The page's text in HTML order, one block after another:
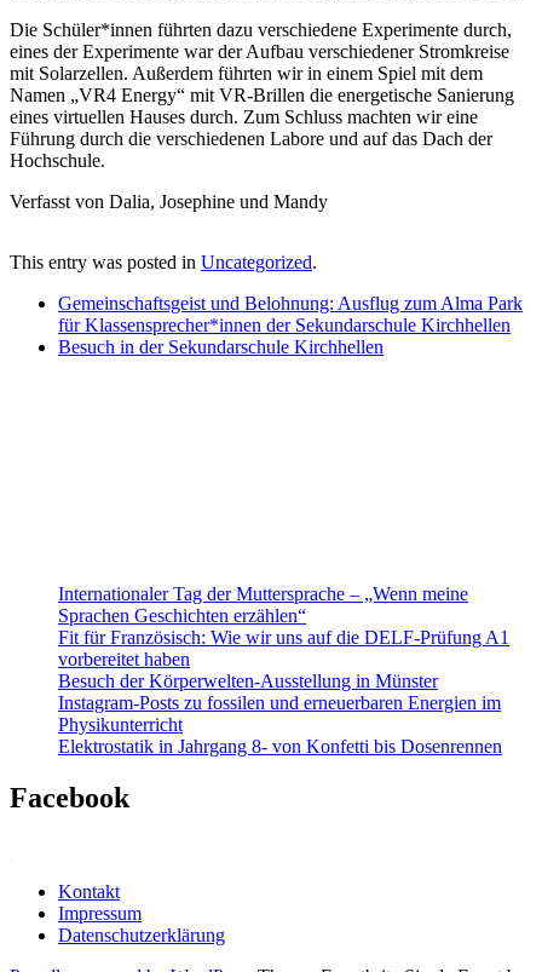
Die Schüler*innen führten dazu verschiedene Experimente durch,
eines der Experimente war der Aufbau verschiedener Stromkreise
mit Solarzellen. Außerdem führten wir in einem Spiel mit dem
Namen „VR4 Energy“ mit VR-Brillen die energetische Sanierung
eines virtuellen Hauses durch. Zum Schluss machten wir eine
Führung durch die verschiedenen Labore und auf das Dach der
Hochschule.
Verfasst von Dalia, Josephine und Mandy
This entry was posted in Uncategorized.
Gemeinschaftsgeist und Belohnung: Ausflug zum Alma Park
für Klassensprecher*innen der Sekundarschule Kirchhellen
Besuch in der Sekundarschule Kirchhellen
Internationaler Tag der Muttersprache – „Wenn meine
Sprachen Geschichten erzählen“
Fit für Französisch: Wie wir uns auf die DELF-Prüfung A1
vorbereitet haben
Besuch der Körperwelten-Ausstellung in Münster
Instagram-Posts zu fossilen und erneuerbaren Energien im
Physikunterricht
Elektrostatik in Jahrgang 8- von Konfetti bis Dosenrennen
Facebook
Kontakt
Impressum
Datenschutzerklärung